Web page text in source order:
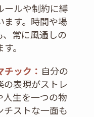
ールや制約に縛
ます。時間や場
常に風通しの
。
ック： 自分の
表現がストレ
人生を一つの物
ストな一面も